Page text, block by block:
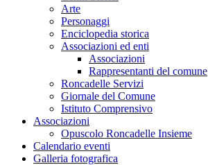
Arte
Personaggi
Enciclopedia storica
Associazioni ed enti
Associazioni
Rappresentanti del comune
Roncadelle Servizi
Giornale del Comune
Istituto Comprensivo
Associazioni
Opuscolo Roncadelle Insieme
Calendario eventi
Galleria fotografica